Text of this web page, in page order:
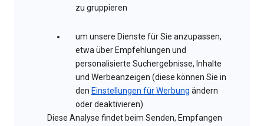
zu gruppieren
um unsere Dienste für Sie anzupassen,
etwa über Empfehlungen und
personalisierte Suchergebnisse, Inhalte
und Werbeanzeigen (diese können Sie in
den Einstellungen für Werbung ändern
oder deaktivieren)
Diese Analyse findet beim Senden, Empfangen